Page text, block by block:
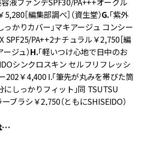
5,280［編集部調べ］（資生堂）G.「紫外
かりカバー」マキアージュ コンシー
SPF25/PA++2ナチュラル￥2,750［編
ジュ）H.「軽いつけ心地で日中のお
シンクロスキン セルフリフレッシ
202￥4,400 I.「筆先が丸みを帯びた筒
しっかりフィット」同 TSUTSU
ブラシ￥2,750（ともにSHISEIDO）
…